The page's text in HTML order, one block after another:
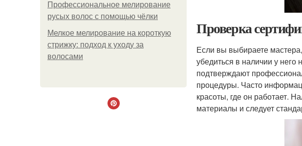
Профессиональное мелирование
русых волос с помощью чёлки
Мелкое мелирование на короткую
стрижку: подход к уходу за
волосами
Проверка
Если вы выбираете
убедиться в наличии у
подтверждают
процедуры. Часто
красоты, где он работает.
материалы и следует